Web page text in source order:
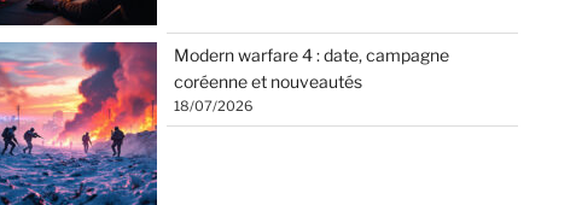
Modern warfare 4 : date, campagne
coréenne et nouveautés
18/07/2026